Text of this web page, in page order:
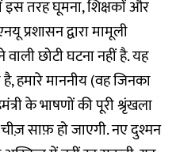
इस तरह घूमना, शिक्षकों और
प्रशासन द्वारा मामूली
छोटी घटना नहीं है. यह
हमारे माननीय (वह जिनका
के भाषणों की पूरी श्रृंखला
साफ़ हो जाएगी. नए दुश्मन